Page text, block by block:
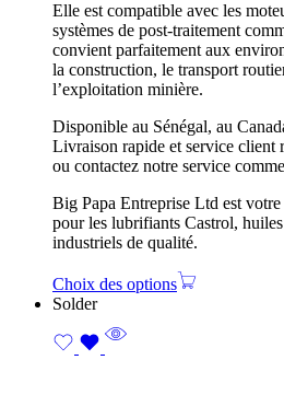
Elle est compatible avec les
systèmes de post-traitement
convient parfaitement aux
la construction, le transport
l’exploitation minière.
Disponible au Sénégal, au
Livraison rapide et service client
ou contactez notre service
Big Papa Entreprise Ltd est
pour les lubrifiants Castrol,
industriels de qualité.
Choix des options
Solder